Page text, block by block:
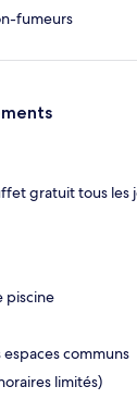
fumeurs
gratuit tous les
piscine
communs
limités)